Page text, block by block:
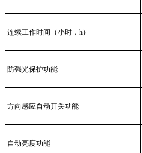
连续工作时间（小时，h）
防强光保护功能
方向感应自动开关功能
自动亮度功能